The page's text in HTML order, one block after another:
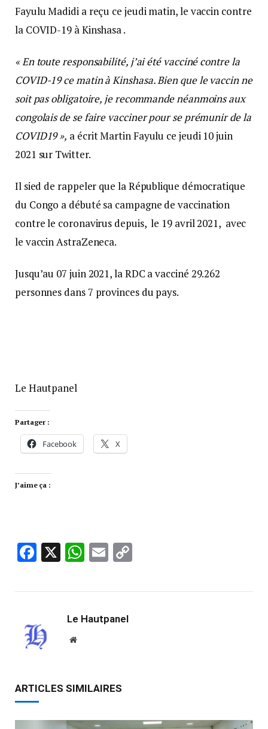
Fayulu Madidi a reçu ce jeudi matin, le vaccin contre
la COVID-19 à Kinshasa .
« En toute responsabilité, j’ai été vacciné contre la
COVID-19 ce matin à Kinshasa. Bien que le vaccin ne
soit pas obligatoire, je recommande néanmoins aux
congolais de se faire vacciner pour se prémunir de la
COVID19 », a écrit Martin Fayulu ce jeudi 10 juin
2021 sur Twitter.
Il sied de rappeler que la République démocratique
du Congo a débuté sa campagne de vaccination
contre le coronavirus depuis, le 19 avril 2021, avec
le vaccin AstraZeneca.
Jusqu’au 07 juin 2021, la RDC a vacciné 29.262
personnes dans 7 provinces du pays.
Le Hautpanel
Partager :
Facebook X
J’aime ça :
Facebook
X WhatsApp
Email
Le Hautpanel
Website
ARTICLES SIMILAIRES